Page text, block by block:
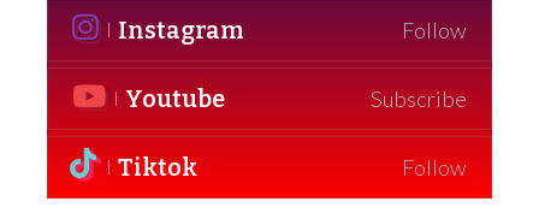
Instagram Follow
Youtube Subscribe
Tiktok Follow